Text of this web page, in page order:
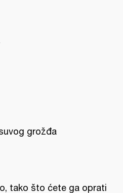
grožđa
tako što ćete ga oprati